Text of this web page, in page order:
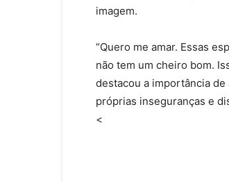
imagem.
“Quero me amar. Essas
não tem um cheiro bom.
destacou a importância
próprias inseguranças e
<